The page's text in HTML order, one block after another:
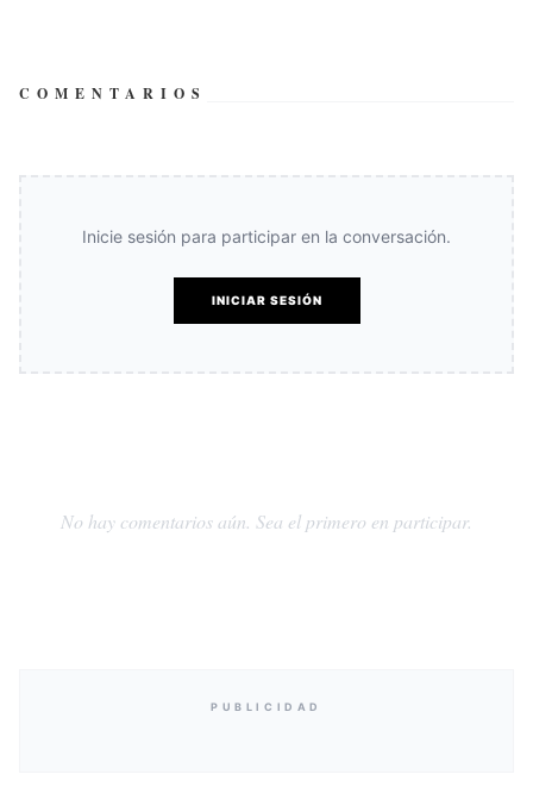
COMENTARIOS
Inicie sesión para participar en la conversación.
INICIAR SESIÓN
No hay comentarios aún. Sea el primero en participar.
PUBLICIDAD